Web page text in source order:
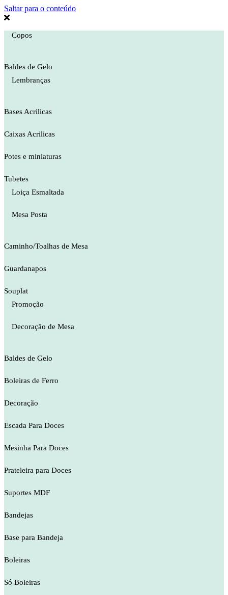
Saltar para o conteúdo
Copos
Baldes de Gelo
Lembranças
Bases Acrilicas
Caixas Acrilicas
Potes e miniaturas
Tubetes
Loiça Esmaltada
Mesa Posta
Caminho/Toalhas de Mesa
Guardanapos
Souplat
Promoção
Decoração de Mesa
Baldes de Gelo
Boleiras de Ferro
Decoração
Escada Para Doces
Mesinha Para Doces
Prateleira para Doces
Suportes MDF
Bandejas
Base para Bandeja
Boleiras
Só Boleiras